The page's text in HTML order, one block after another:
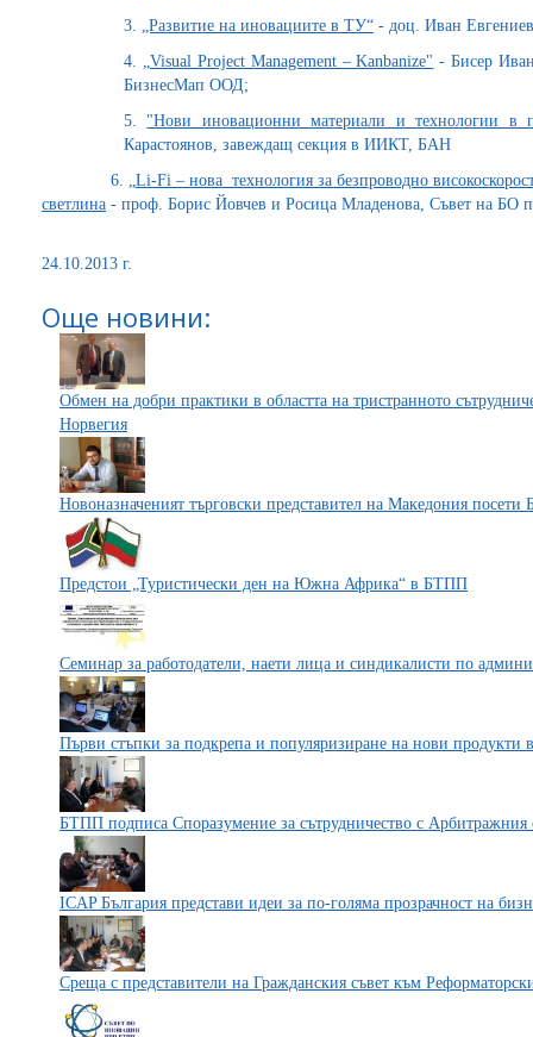
3. „Развитие на иновациите в ТУ“ - доц. Иван
4. „Visual Project Management – Kanbanize" - Бисер
БизнесМап ООД;
5. "Нови иновационни материали и технологии в
Карастоянов, завеждащ секция в ИИКТ, БАН
6. „Li-Fi – нова технология за безпроводно
светлина - проф. Борис Йовчев и Росица Младенова, Съвет на
24.10.2013 г.
Още новини:
Обмен на добри практики в областта на тристранното
Норвегия
Новоназначеният търговски представител на Македония
Предстои „Туристически ден на Южна Африка“ в БТПП
Семинар за работодатели, наети лица и синдикалисти по
Първи стъпки за подкрепа и популяризиране на нови продукти
БТПП подписа Споразумение за сътрудничество с Арбитражния
ICAP България представи идеи за по-голяма прозрачност на
Среща с представители на Гражданския съвет към